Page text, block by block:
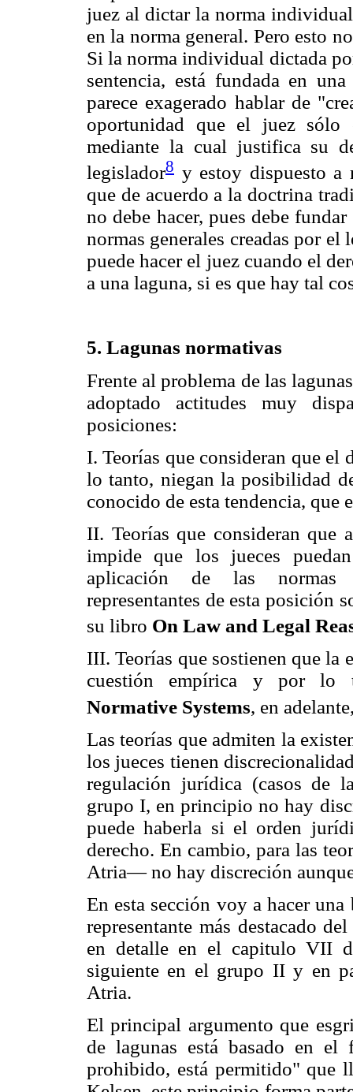
juez al dictar la norma
en la norma general. Pero esto
Si la norma individual dictada
sentencia, está fundada en
parece exagerado hablar de
oportunidad que el juez sólo
mediante la cual justifica su
legislador8 y estoy dispuesto a
que de acuerdo a la doctrina
no debe hacer, pues debe
normas generales creadas por
puede hacer el juez cuando el
a una laguna, si es que hay tal
5. Lagunas normativas
Frente al problema de las
adoptado actitudes muy
posiciones:
I. Teorías que consideran que el
lo tanto, niegan la posibilidad
conocido de esta tendencia, que
II. Teorías que consideran que
impide que los jueces
aplicación de las normas
representantes de esta posición
su libro On Law and Legal
III. Teorías que sostienen que la
cuestión empírica y por lo
Normative Systems, en
Las teorías que admiten la
los jueces tienen
regulación jurídica (casos de
grupo I, en principio no hay
puede haberla si el orden
derecho. En cambio, para las
Atria— no hay discreción
En esta sección voy a hacer
representante más destacado
en detalle en el capitulo VII
siguiente en el grupo II y en
Atria.
El principal argumento que
de lagunas está basado en
prohibido, está permitido" que